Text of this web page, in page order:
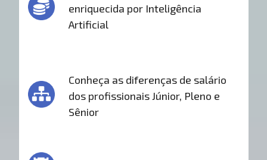
enriquecida por Inteligência
Artificial
Conheça as diferenças de salário
dos profissionais Júnior, Pleno e
Sênior